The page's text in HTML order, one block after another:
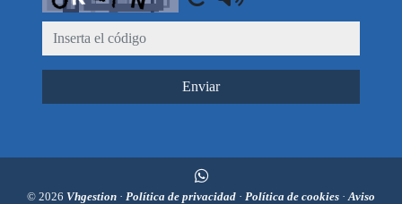
Enviar
© 2026 Vhgestion · Política de privacidad · Política de cookies ·Aviso